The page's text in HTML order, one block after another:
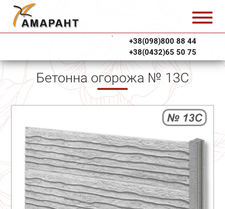
+38(098)800 88 44
+38(0432)65 50 75
Бетонна огорожа № 13С